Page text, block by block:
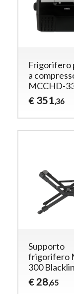
Frigorifero
a
MCCHD-
€ 351,36
Supporto
frigorifero
300
€ 28,65